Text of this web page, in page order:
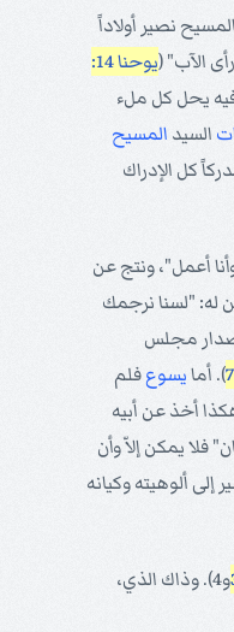
نصير أولاداً
الآب" (
يوحنا 14:
يحل كل ملء
السيد المسيح
كل الإدراك
أعمل"، ونتج عن
له: "لسنا نرجمك
مجلس
). أمايسوعفلم
أخذ عن أبيه
فلا يمكن إلاّ وأن
إلى ألوهيته وكيانه
و4). وذاك الذي،